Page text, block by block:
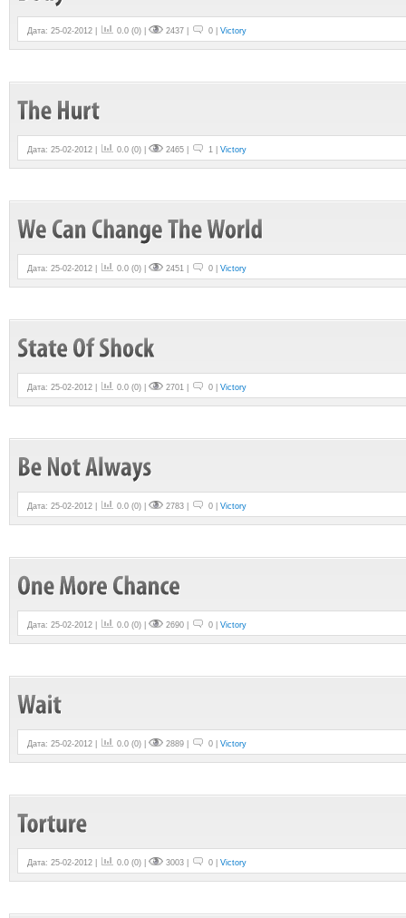
Дата: 25-02-2012 | 0.0 (0) | 2437 | 0 | Victory
Дата: 25-02-2012 | 0.0 (0) | 2465 | 1 | Victory
Дата: 25-02-2012 | 0.0 (0) | 2451 | 0 | Victory
Дата: 25-02-2012 | 0.0 (0) | 2701 | 0 | Victory
Дата: 25-02-2012 | 0.0 (0) | 2783 | 0 | Victory
Дата: 25-02-2012 | 0.0 (0) | 2690 | 0 | Victory
Дата: 25-02-2012 | 0.0 (0) | 2889 | 0 | Victory
Дата: 25-02-2012 | 0.0 (0) | 3003 | 0 | Victory